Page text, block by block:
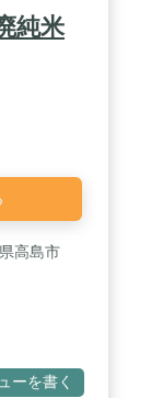
純米
高島市
ーを書く